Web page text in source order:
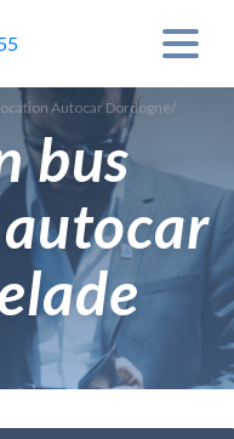
Autocar Dordogne/
bus